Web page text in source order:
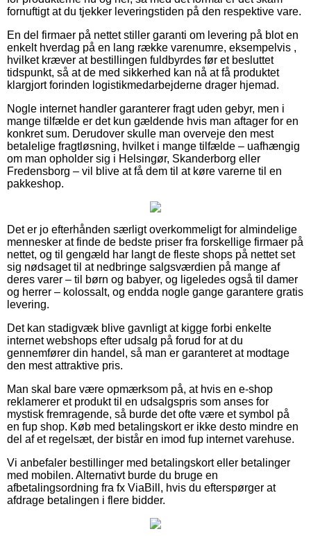
fornuftigt at du tjekker leveringstiden på den respektive vare.
En del firmaer på nettet stiller garanti om levering på blot en
enkelt hverdag på en lang række varenumre, eksempelvis ,
hvilket kræver at bestillingen fuldbyrdes før et besluttet
tidspunkt, så at de med sikkerhed kan nå at få produktet
klargjort forinden logistikmedarbejderne drager hjemad.
Nogle internet handler garanterer fragt uden gebyr, men i
mange tilfælde er det kun gældende hvis man aftager for en
konkret sum. Derudover skulle man overveje den mest
betalelige fragtløsning, hvilket i mange tilfælde – uafhængig
om man opholder sig i Helsingør, Skanderborg eller
Fredensborg – vil blive at få dem til at køre varerne til en
pakkeshop.
Det er jo efterhånden særligt overkommeligt for almindelige
mennesker at finde de bedste priser fra forskellige firmaer på
nettet, og til gengæld har langt de fleste shops på nettet set
sig nødsaget til at nedbringe salgsværdien på mange af
deres varer – til børn og babyer, og ligeledes også til damer
og herrer – kolossalt, og endda nogle gange garantere gratis
levering.
Det kan stadigvæk blive gavnligt at kigge forbi enkelte
internet webshops efter udsalg på forud for at du
gennemfører din handel, så man er garanteret at modtage
den mest attraktive pris.
Man skal bare være opmærksom på, at hvis en e-shop
reklamerer et produkt til en udsalgspris som anses for
mystisk fremragende, så burde det ofte være et symbol på
en fup shop. Køb med betalingskort er ikke desto mindre en
del af et regelsæt, der bistår en imod fup internet varehuse.
Vi anbefaler bestillinger med betalingskort eller betalinger
med mobilen. Alternativt burde du bruge en
afbetalingsordning fra fx ViaBill, hvis du efterspørger at
afdrage betalingen i flere bidder.